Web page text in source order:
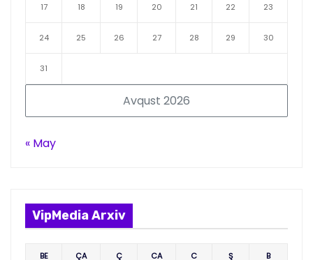
Avqust 2026
17 18 19 20 21 22 23
24 25 26 27 28 29 30
31
« May
VipMedia Arxiv
BE ÇA Ç CA C Ş B